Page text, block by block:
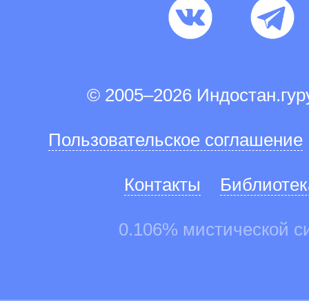
© 2005–2026
Пользовательское соглашение
Контакты
0.106% мистической